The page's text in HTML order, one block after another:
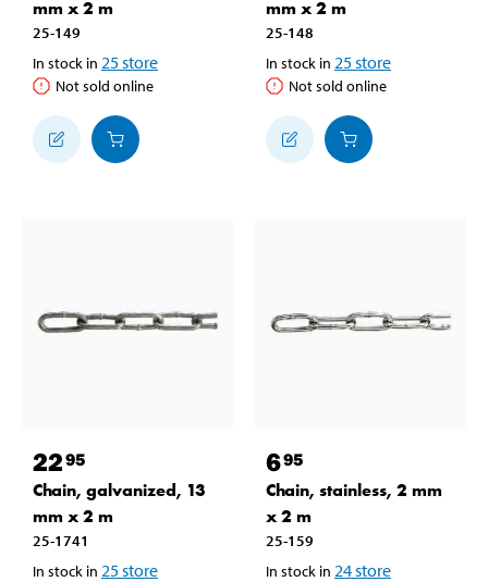
mm x 2 m
25-149
In stock in 25store
Not sold online
mm x 2 m
25-148
In stock in 25store
Not sold online
2295
Chain, galvanized, 13
mm x 2 m
25-1741
In stock in 25store
695
Chain, stainless, 2 mm
x 2 m
25-159
In stock in 24store